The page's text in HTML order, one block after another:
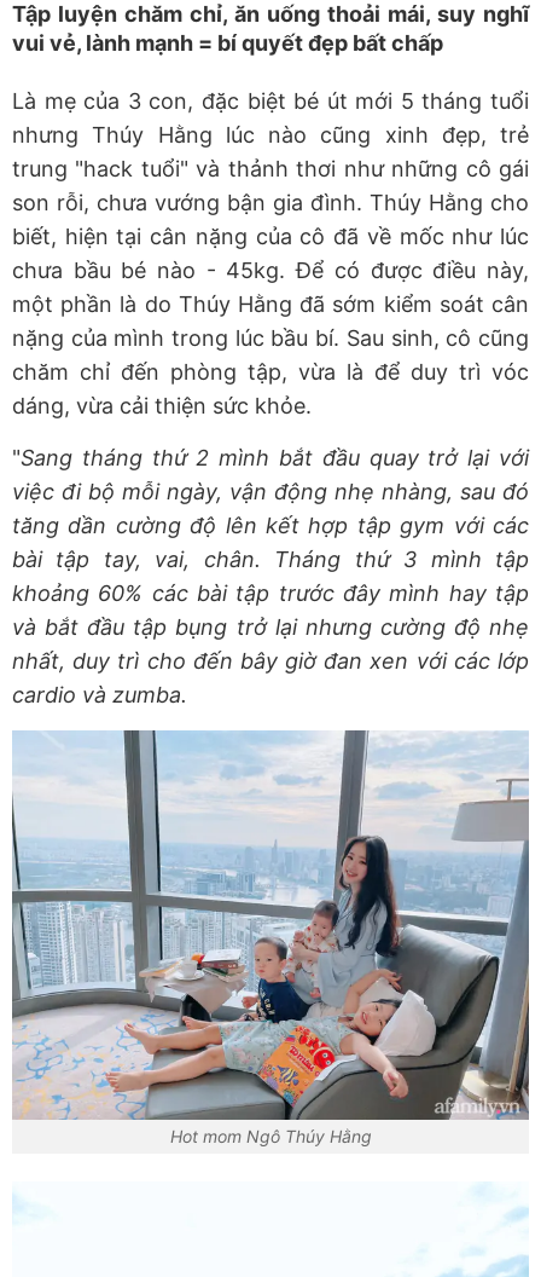
Tập luyện chăm chỉ, ăn uống thoải mái, suy nghĩ
vui vẻ, lành mạnh = bí quyết đẹp bất chấp
Là mẹ của 3 con, đặc biệt bé út mới 5 tháng tuổi
nhưng Thúy Hằng lúc nào cũng xinh đẹp, trẻ
trung "hack tuổi" và thảnh thơi như những cô gái
son rỗi, chưa vướng bận gia đình. Thúy Hằng cho
biết, hiện tại cân nặng của cô đã về mốc như lúc
chưa bầu bé nào - 45kg. Để có được điều này,
một phần là do Thúy Hằng đã sớm kiểm soát cân
nặng của mình trong lúc bầu bí. Sau sinh, cô cũng
chăm chỉ đến phòng tập, vừa là để duy trì vóc
dáng, vừa cải thiện sức khỏe.
"Sang tháng thứ 2 mình bắt đầu quay trở lại với
việc đi bộ mỗi ngày, vận động nhẹ nhàng, sau đó
tăng dần cường độ lên kết hợp tập gym với các
bài tập tay, vai, chân. Tháng thứ 3 mình tập
khoảng 60% các bài tập trước đây mình hay tập
và bắt đầu tập bụng trở lại nhưng cường độ nhẹ
nhất, duy trì cho đến bây giờ đan xen với các lớp
cardio và zumba.
Hot mom Ngô Thúy Hằng